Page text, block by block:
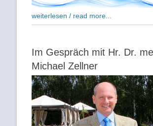
weiterlesen / read more...
Im Gespräch mit Hr. Dr.
Michael Zellner